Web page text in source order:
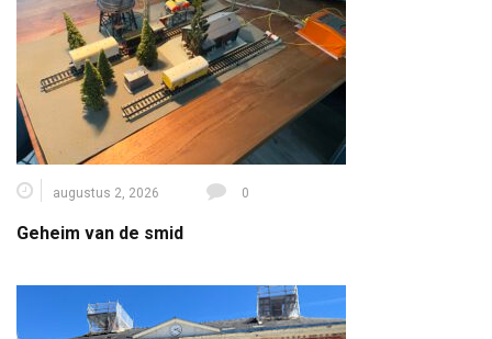
augustus 2, 2026 0
Geheim van de smid